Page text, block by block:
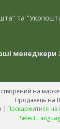
та
менеджери
на
Продавець на
"Avmz" - інтернет-магазин | Поскаржитися на
Select